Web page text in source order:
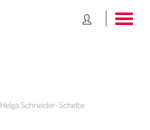
Helga Schneider-Schelte